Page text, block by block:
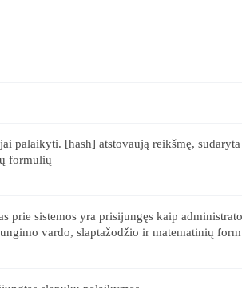
palaikyti. [hash] atstovaują reikšmę,
formulių
prie sistemos yra prisijungęs kaip
vardo, slaptažodžio ir matematinių